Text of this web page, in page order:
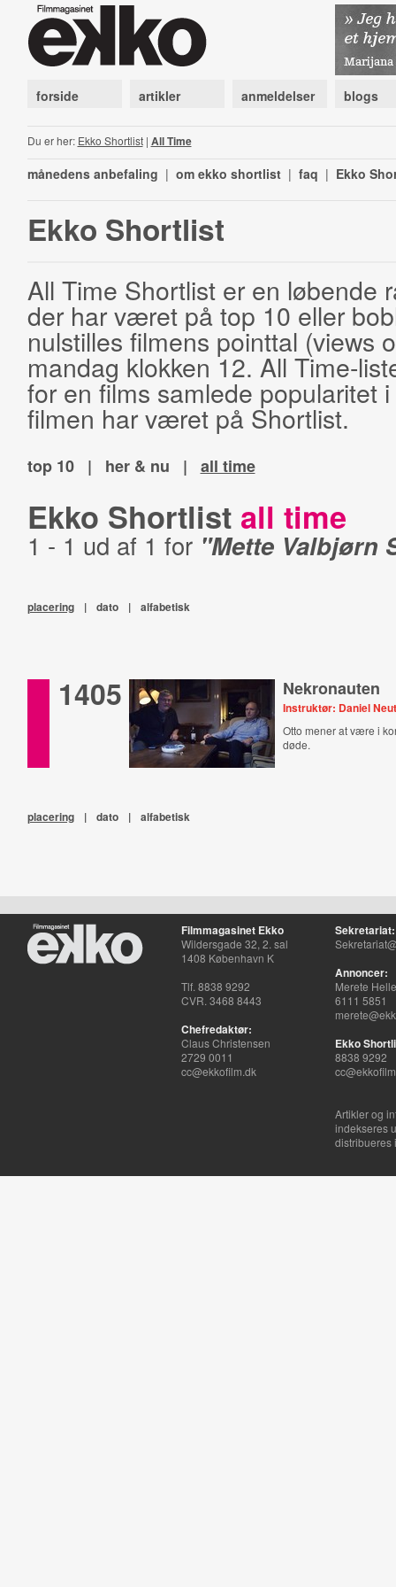
forside artikler anmeldelser blogs
Du er her: Ekko Shortlist| All Time
månedens anbefaling | om ekko shortlist | faq | Ekko
Ekko Shortlist
All Time Shortlist er en løbende
der har været på top 10 eller
nulstilles filmens pointtal (views
mandag klokken 12. All Time-
for en films samlede popularitet
filmen har været på Shortlist.
top 10 | her & nu | all time
Ekko Shortlist all time
1 - 1 ud af 1 for "Mette Valbjørn
placering | dato | alfabetisk
1405 Nekronauten
Instruktør: Daniel
Otto mener at være i
døde.
placering | dato | alfabetisk
Filmmagasinet Ekko
Wildersgade 32, 2. sal
1408 København K
Tlf. 8838 9292
CVR. 3468 8443
Chefredaktør:
Claus Christensen
2729 0011
cc@ekkofilm.dk
Sekretariat:
Annoncer:
Merete
6111 5851
Ekko
8838 9292
Artikler og
indekseres
distribueres